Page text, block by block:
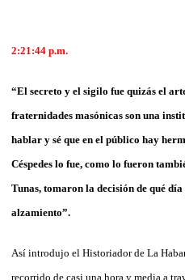
2:21:44 p.m.
“El secreto y el sigilo fue quizás el
fraternidades masónicas son una
hablar y sé que en el público hay
Céspedes lo fue, como lo fueron
Tunas, tomaron la decisión de qué
alzamiento”.
Así introdujo el Historiador de La
recorrido de casi una hora y media a